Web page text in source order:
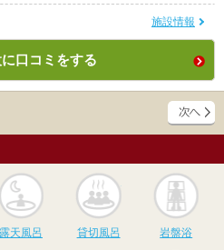
施設情報
口コミをする
し 露天風呂
露天風呂
貸切風呂
貸切風呂 岩盤浴